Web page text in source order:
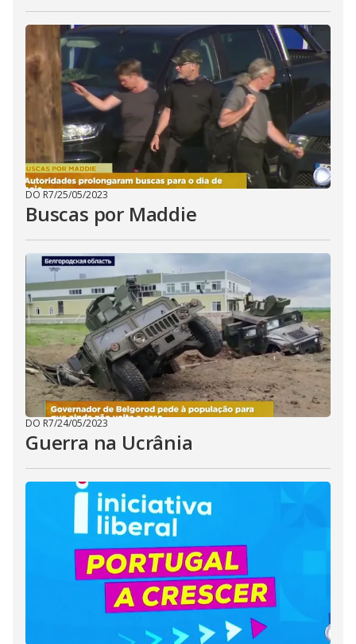
DO R7/25/05/2023
Buscas por Maddie
DO R7/24/05/2023
Guerra na Ucrânia